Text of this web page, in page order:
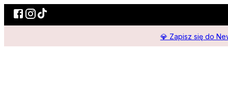
💎 Zapisz się do